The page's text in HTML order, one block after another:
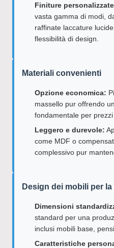
Finiture
vasta gamma di modi,
raffinate laccature
flessibilità di design.
Materiali convenienti
Opzione economica:
massello pur offrendo
fondamentale per
Leggero e durevole:
come MDF o
complessivo pur
Design dei mobili per
Dimensioni
standard per una
inclusi mobili base,
Caratteristiche